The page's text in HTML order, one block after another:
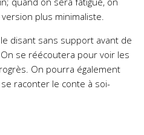
plus minimaliste.
disant sans support avant de
se réécoutera pour voir les
On pourra également
raconter le conte à soi-